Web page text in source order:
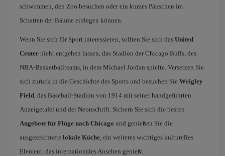
schwimmen, den Zoo besuchen oder ein kurzes Päuschen im
Schatten der Bäume einlegen können.
Wenn Sie sich für Sport interessieren, sollten Sie sich das United
Center nicht entgehen lassen, das Stadion der Chicago Bulls, des
NBA-Basketballteams, in dem Michael Jordan spielte. Versetzen Sie
sich zurück in die Geschichte des Sports und besuchen Sie Wrigley
Field, das Baseball-Stadion von 1914 mit seiner handgeführten
Anzeigetafel und der Neonschrift. Sichern Sie sich die besten
Angebote für Flüge nach Chicago und genießen Sie die
ausgezeichnete lokale Küche, ein weiteres wichtiges kulturelles
Element, das internationales Ansehen genießt.